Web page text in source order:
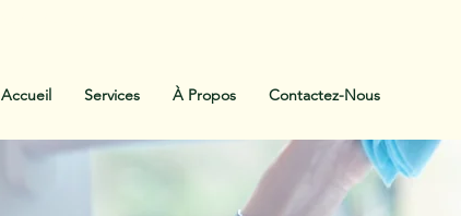
Accueil Services À Propos Contactez-Nous